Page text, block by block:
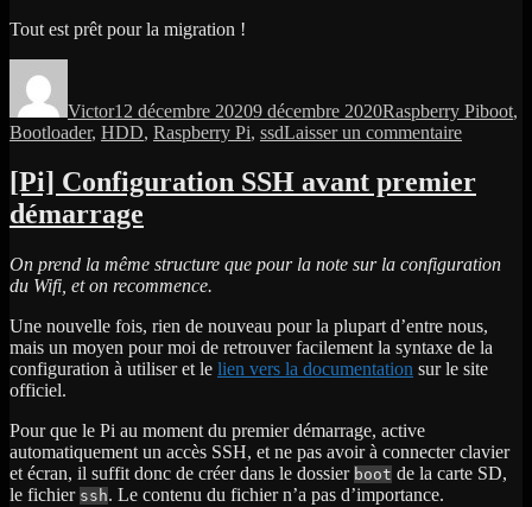
Tout est prêt pour la migration !
Victor12 décembre 20209 décembre 2020Raspberry Piboot,
Bootloader, HDD, Raspberry Pi, ssdLaisser un commentairesur
Boot
depuis
[Pi] Configuration SSH avant premier
démarrage
On prend la même structure que pour la note sur la configuration
du Wifi, et on recommence.
Une nouvelle fois, rien de nouveau pour la plupart d’entre nous,
mais un moyen pour moi de retrouver facilement la syntaxe de la
configuration à utiliser et le lien vers la documentation sur le site
officiel.
Pour que le Pi au moment du premier démarrage, active
automatiquement un accès SSH, et ne pas avoir à connecter clavier
et écran, il suffit donc de créer dans le dossier boot de la carte SD,
le fichier ssh. Le contenu du fichier n’a pas d’importance.